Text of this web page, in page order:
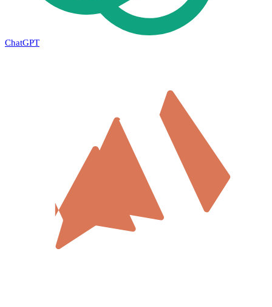
ChatGPT